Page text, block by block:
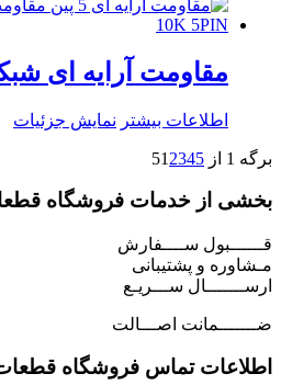
مقاومت آرایه ای شبکه
اطلاعات بیشتر نمایش جزئیات
برگه 1 از 5 1 2345
بخشی از خدمات فروشگاه
قــــــبول ســــفارش
مـشاوره و پشتیبانی
ارســـــــال ســـریـع
ضـــــــمانت اصـــالت
اطلاعات تماس فروشگاه قطعات